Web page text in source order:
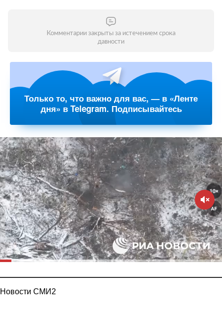
Комментарии закрыты за истечением срока
давности
Только то, что важно для вас, — в «Ленте
дня» в Telegram. Подписывайтесь
Новости СМИ2